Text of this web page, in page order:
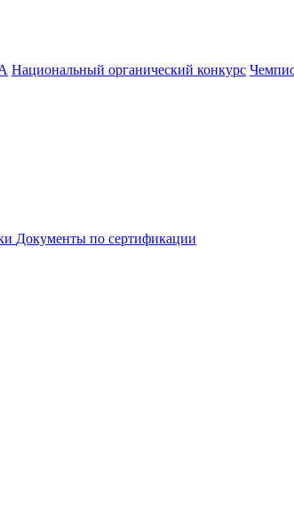
Национальный органический конкурс
Документы по сертификации